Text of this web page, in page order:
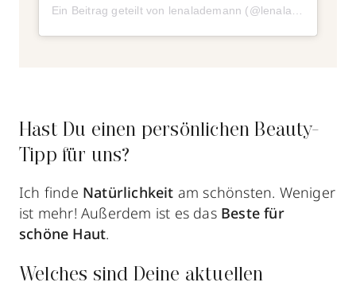
Hast Du einen persönlichen Beauty-
Tipp für uns?
Ich finde Natürlichkeit am schönsten. Weniger
ist mehr! Außerdem ist es das Beste für
schöne Haut.
Welches sind Deine aktuellen